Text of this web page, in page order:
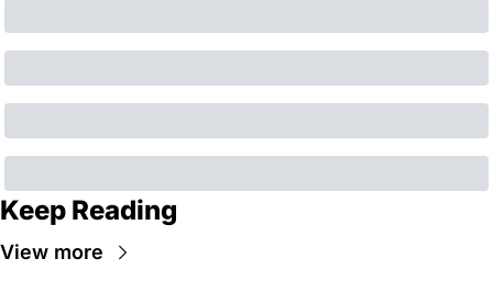
Keep Reading
View more